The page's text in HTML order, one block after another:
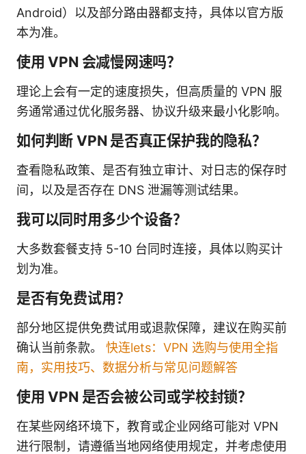
Android）以及部分路由器都支持，具体以官方版
本为准。
使用 VPN 会减慢网速吗？
理论上会有一定的速度损失，但高质量的 VPN 服
务通常通过优化服务器、协议升级来最小化影响。
如何判断 VPN 是否真正保护我的隐私？
查看隐私政策、是否有独立审计、对日志的保存时
间，以及是否存在 DNS 泄漏等测试结果。
我可以同时用多少个设备？
大多数套餐支持 5-10 台同时连接，具体以购买计
划为准。
是否有免费试用？
部分地区提供免费试用或退款保障，建议在购买前
确认当前条款。 快连lets：VPN 选购与使用全指
南，实用技巧、数据分析与常见问题解答
使用 VPN 是否会被公司或学校封锁？
在某些网络环境下，教育或企业网络可能对 VPN
进行限制，请遵循当地网络使用规定，并考虑使用